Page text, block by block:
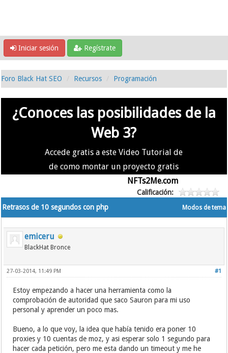
Iniciar sesión Regístrate
Foro Black Hat SEO Recursos Programación
¿Conoces las posibilidades de la
Web 3?
Accede gratis a este Video Tutorial de
de como montar un proyecto gratis
NFTs2Me.com
Calificación:
Modos de tema
Retrasos de 10 segundos con php
emiceru
BlackHat Bronce
#1
27-03-2014, 11:49 PM
Estoy empezando a hacer una herramienta como la
comprobación de autoridad que saco Sauron para mi uso
personal y aprender un poco mas.
Bueno, a lo que voy, la idea que había tenido era poner 10
proxies y 10 cuentas de moz, y asi esperar solo 1 segundo para
hacer cada petición, pero me esta dando un timeout y me he